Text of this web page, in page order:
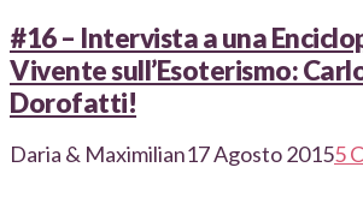
#16 – Intervista a una
Vivente sull’Esoterismo:
Dorofatti!
Daria & Maximilian17 Agosto 20155